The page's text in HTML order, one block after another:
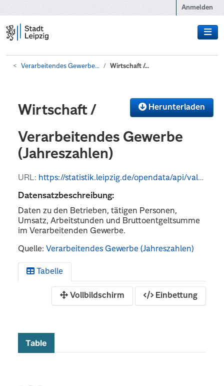
Anmelden
Verarbeitendes Gewerbe... Wirtschaft /...
Herunterladen
Wirtschaft /
Verarbeitendes Gewerbe
(Jahreszahlen)
URL: https://statistik.leipzig.de/opendata/api/values?kategorie_nr=8&rubrik_nr=3&periode=y&format=csv
Datensatzbeschreibung:
Daten zu den Betrieben, tätigen Personen,
Umsatz, Arbeitstunden und Bruttoentgeltsumme
im Verarbeitenden Gewerbe.
Quelle: Verarbeitendes Gewerbe (Jahreszahlen)
Tabelle
Vollbildschirm Einbettung